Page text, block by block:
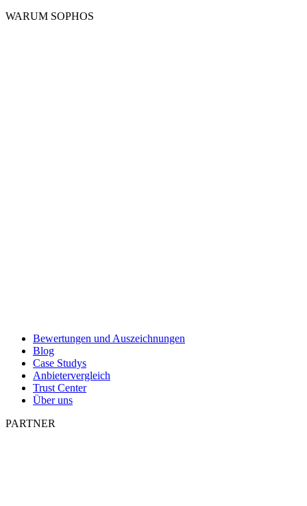
WARUM SOPHOS
Bewertungen und Auszeichnungen
Blog
Case Studys
Anbietervergleich
Trust Center
Über uns
PARTNER